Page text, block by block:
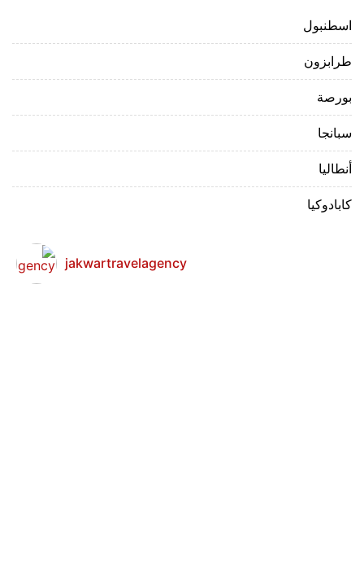
اسطنبول
طرابزون
بورصة
سبانجا
أنطاليا
كابادوكيا
jakwartravelagency